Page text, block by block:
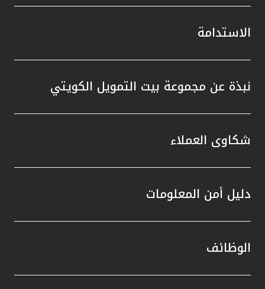
الاستدامة
نبذة عن مجموعة بيت التمويل الكويتي
شكاوى العملاء
دليل أمن المعلومات
الوظائف